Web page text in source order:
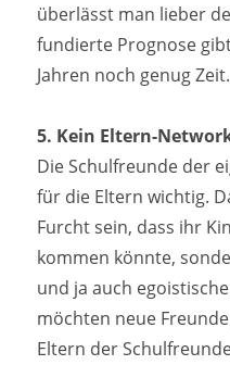
überlässt man lieber
fundierte Prognose
Jahren noch genug Zeit.
5. Kein Eltern-
Die Schulfreunde der
für die Eltern wichtig.
Furcht sein, dass ihr
kommen könnte,
und ja auch
möchten neue
Eltern der